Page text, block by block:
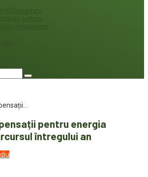
pentru energia
întregului an